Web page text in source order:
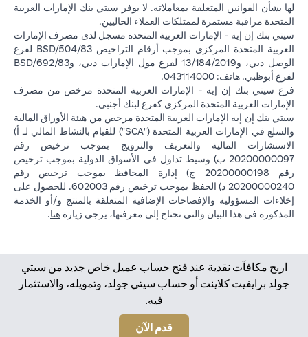
لها بشأن القوانين المتعلقة بمعاملاته. لا يوفر سيتي بنك الإمارات العربية
المتحدة مراقبة مستمرة لممتلكات العملاء الحاليين.
سيتي بنك إن إيه - الإمارات العربية المتحدة مسجل لدى مصرف الإمارات
العربية المتحدة المركزي بموجب أرقام التراخيص BSD/504/83 لفرع
الوصل دبي، و13/184/2019 لفرع مول الإمارات دبي، وBSD/692/83
لفرع أبوظبي. هاتف: 043114000.
فرع سيتي بنك إن إيه - الإمارات العربية المتحدة مرخص من مصرف
الإمارات العربية المتحدة المركزي كفرع لبنك أجنبي.
سيتي بنك إن إيه الإمارات العربية المتحدة مرخص من هيئة الأوراق المالية
والسلع في الإمارات العربية المتحدة ("SCA") للقيام بالنشاط المالي لـ أ)
الاستشارات المالية والتعريف والترويج بموجب ترخيص رقم
20200000097 ب) وسيط تداول في الأسواق الدولية بموجب ترخيص
رقم 20200000198 ج) إدارة المحافظ بموجب ترخيص رقم
20200000240 د) الحفظ بموجب ترخيص رقم 602003. للحصول على
إخلاءات المسؤولية والإفصاحات الإضافية المتعلقة بالمنتج و/أو الخدمة
المذكورة في هذا البيان والتي تحتاج إلى معرفتها، يرجى زيارة هنا.
اربح مكافآت نقدية عند فتح حساب عميل خاص جديد من سيتي
جولد برايفيت كلاينت أو حساب سيتي جولد، وتمويله، والاستثمار
فيه.
قدم الآن